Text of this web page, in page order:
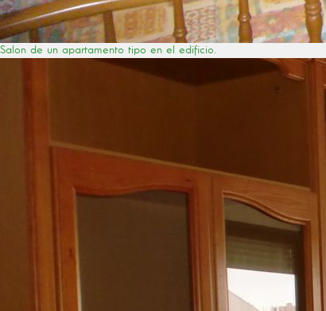
Salon de un apartamento tipo en el edificio.